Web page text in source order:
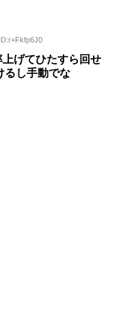
げてひたすら回せ
るし手動でな